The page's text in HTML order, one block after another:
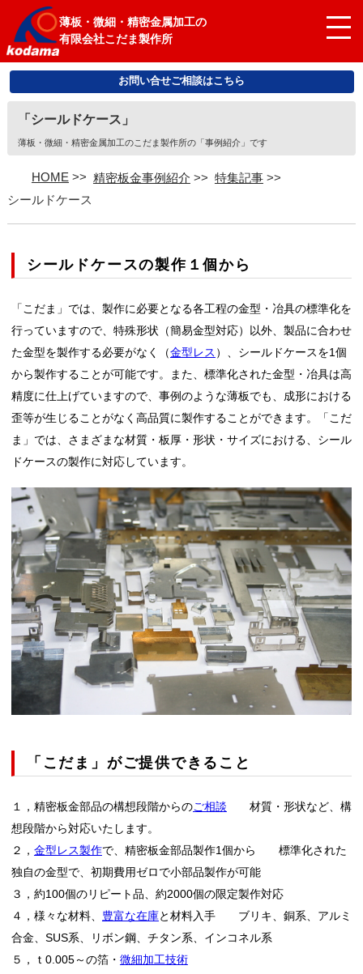
薄板・微細・精密金属加工の
有限会社こだま製作所
お問い合せご相談はこちら
「シールドケース」
薄板・微細・精密金属加工のこだま製作所の「事例紹介」です
HOME >> 精密板金事例紹介 >> 特集記事>>
シールドケース
シールドケースの製作１個から
「こだま」では、製作に必要となる各工程の金型・冶具の標準化を
行っていますので、特殊形状（簡易金型対応）以外、製品に合わせ
た金型を製作する必要がなく（金型レス ）、シールドケースを1個
から製作することが可能です。また、標準化された金型・冶具は高
精度に仕上げていますので、事例のような薄板でも、成形における
歪等が生じることがなく高品質に製作することができます。「こだ
ま」では、さまざまな材質・板厚・形状・サイズにおける、シール
ドケースの製作に対応しています。
「こだま」がご提供できること
１，精密板金部品の構想段階からのご相談 材質・形状など、構
想段階から対応いたします。
２， 金型レス製作で、精密板金部品製作1個から 標準化された
独自の金型で、初期費用ゼロで小部品製作が可能
３，約100個のリピート品、約2000個の限定製作対応
４，様々な材料、 豊富な在庫 と材料入手 ブリキ、銅系、アルミ
合金、SUS系、リボン鋼、チタン系、インコネル系
５，ｔ0.005～の箔・ 微細加工技術